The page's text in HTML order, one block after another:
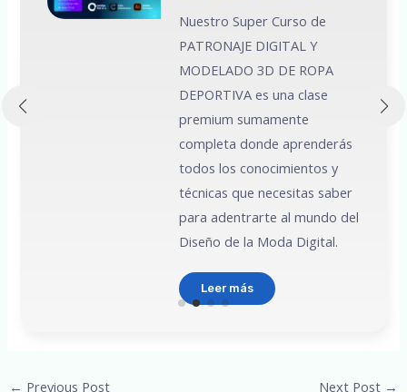
Nuestro Super Curso de
PATRONAJE DIGITAL Y
MODELADO 3D DE ROPA
DEPORTIVA es una clase
premium sumamente
completa donde aprenderás
todos los conocimientos y
técnicas que necesitas saber
para adentrarte al mundo del
Diseño de la Moda Digital.
Leer más
Post
← Previous Post Next Post →